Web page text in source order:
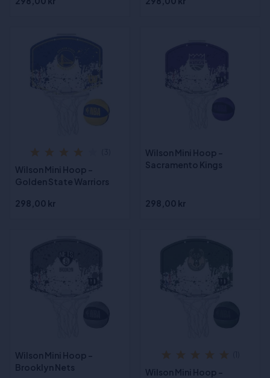
Wilson Mini Hoop -
Golden State Warriors
298,00 kr
Wilson Mini Hoop -
Sacramento Kings
298,00 kr
Wilson Mini Hoop -
Brooklyn Nets
Wilson Mini Hoop -